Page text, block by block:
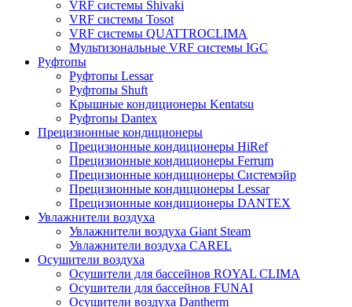
VRF системы Shivaki
VRF системы Tosot
VRF системы QUATTROCLIMA
Мультизональные VRF системы IGC
Руфтопы
Руфтопы Lessar
Руфтопы Shuft
Крышные кондиционеры Kentatsu
Руфтопы Dantex
Прецизионные кондиционеры
Прецизионные кондиционеры HiRef
Прецизионные кондиционеры Ferrum
Прецизионные кондиционеры Системэйр
Прецизионные кондиционеры Lessar
Прецизионные кондиционеры DANTEX
Увлажнители воздуха
Увлажнители воздуха Giant Steam
Увлажнители воздуха CAREL
Осушители воздуха
Осушители для бассейнов ROYAL CLIMA
Осушители для бассейнов FUNAI
Осушители воздуха Dantherm